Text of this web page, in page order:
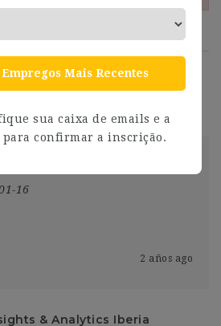
16
2 años ago
& Analytics Iberia
Mais Recentes
sua caixa de emails e a
para confirmar a inscrição.